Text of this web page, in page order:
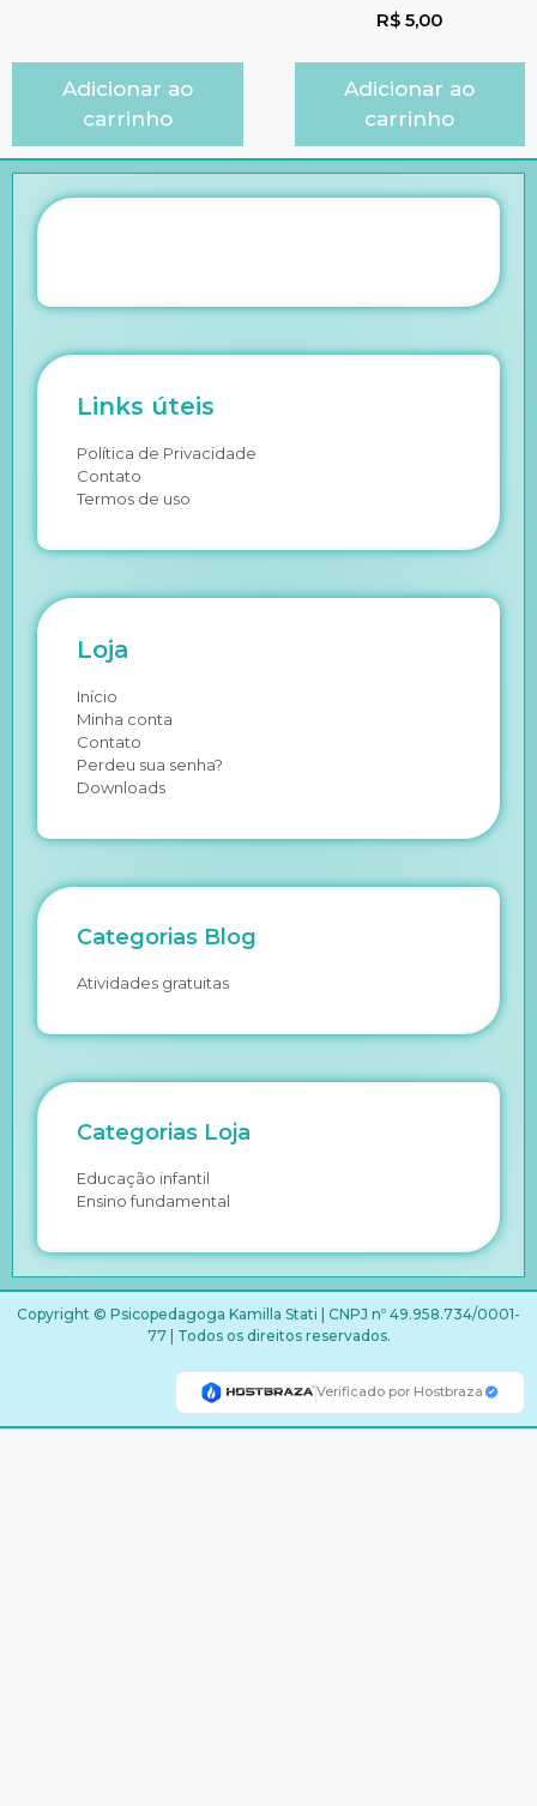
Adicionar ao
carrinho
R$ 5,00
Adicionar ao
carrinho
Links úteis
Política de Privacidade
Contato
Termos de uso
Loja
Início
Minha conta
Contato
Perdeu sua senha?
Downloads
Categorias Blog
Atividades gratuitas
Categorias Loja
Educação infantil
Ensino fundamental
Copyright © Psicopedagoga Kamilla Stati | CNPJ nº 49.958.734/0001-
77 | Todos os direitos reservados.